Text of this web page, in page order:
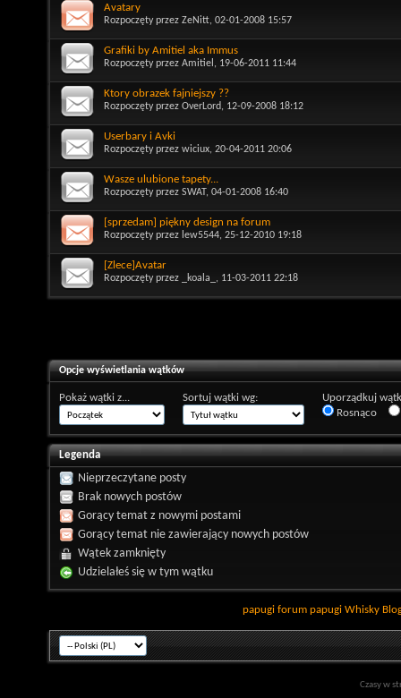
Avatary
Rozpoczęty przez ZeNitt, 02-01-2008 15:57
Grafiki by Amitiel aka Immus
Rozpoczęty przez Amitiel , 19-06-2011 11:44
Ktory obrazek fajniejszy ??
Rozpoczęty przez OverLord, 12-09-2008 18:12
Userbary i Avki
Rozpoczęty przez wiciux, 20-04-2011 20:06
Wasze ulubione tapety...
Rozpoczęty przez SWAT, 04-01-2008 16:40
[sprzedam] piękny design na forum
Rozpoczęty przez lew5544, 25-12-2010 19:18
[Zlece]Avatar
Rozpoczęty przez _koala_ , 11-03-2011 22:18
Opcje wyświetlania wątków
Pokaż wątki z... Sortuj wątki wg:
Uporządkuj
Rosnąco
Legenda
Nieprzeczytane posty
Brak nowych postów
Gorący temat z nowymi postami
Gorący temat nie zawierający nowych postów
Wątek zamknięty
Udzielałeś się w tym wątku
papugi forum papugi Whisky
Czasy w